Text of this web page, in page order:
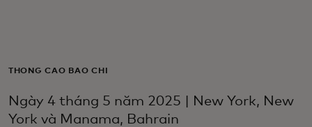
Dành cho doanh nghiệp
Dành cho thế giới
THÔNG CÁO BÁO CHÍ
Ngày 4 tháng 5 năm 2025 | New York, New
York và Manama, Bahrain